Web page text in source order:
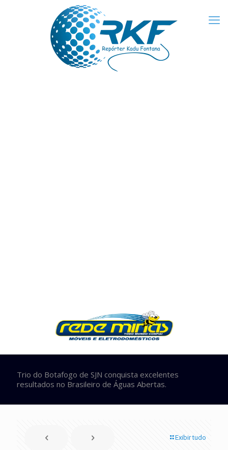
Trio do Botafogo de SJN conquista excelentes
resultados no Brasileiro de Águas Abertas.
Exibir tudo